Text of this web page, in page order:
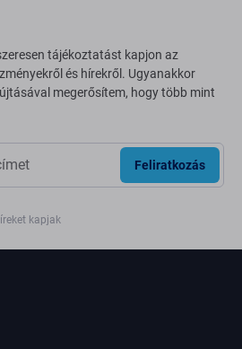
tájékoztatást kapjon az
és hírekről. Ugyanakkor
megerősítem, hogy több mint
Feliratkozás
kapjak